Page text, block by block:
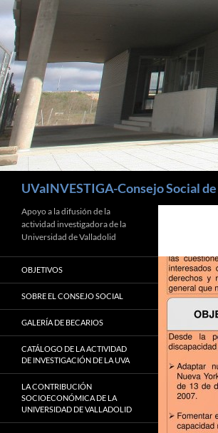
UVaINVESTIGA-Consejo Social
Apoyo a la difusión de la
actividad investigadora de la
Universidad de Valladolid
OBJETIVOS
SOBRE EL CONSEJO SOCIAL
GALERÍA DE BECARIOS
CATÁLOGO DE LA ACTIVIDAD
DE INVESTIGACIÓN DE LA UVA
LA CONTRIBUCIÓN
SOCIOECONÓMICA DE LA
UNIVERSIDAD DE VALLADOLID